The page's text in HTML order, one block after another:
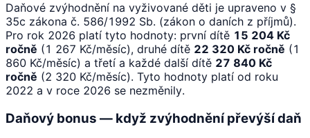
Daňové zvýhodnění na vyživované děti je upraveno v §
35c zákona č. 586/1992 Sb. (zákon o daních z příjmů).
Pro rok 2026 platí tyto hodnoty: první dítě 15 204 Kč
ročně (1 267 Kč/měsíc), druhé dítě 22 320 Kč ročně (1
860 Kč/měsíc) a třetí a každé další dítě 27 840 Kč
ročně (2 320 Kč/měsíc). Tyto hodnoty platí od roku
2022 a v roce 2026 se nezměnily.
Daňový bonus — když zvýhodnění převýší daň